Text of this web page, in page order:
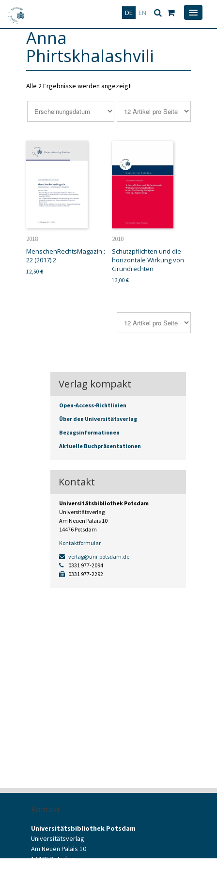
DE EN
Deutsch
Anna
Phirtskhalashvili
Alle 2 Ergebnisse werden angezeigt
2018
MenschenRechtsMagazin ;
22 (2017) 2
12,50 €
2010
Schutzpflichten und die
horizontale Wirkung von
Grundrechten
13,00 €
Verlag kompakt
Open-Access-Richtlinien
Über den Universitätsverlag
Bezugsinformationen
Aktuelle Buchpräsentationen
Kontakt
Universitätsbibliothek Potsdam
Universitätsverlag
Am Neuen Palais 10
14476 Potsdam
Kontaktformular
verlag@uni-potsdam.de
0331 977-2094
0331 977-2292
Kontakt
Universitätsbibliothek Potsdam
Universitätsverlag
Am Neuen Palais 10
14476 Potsdam